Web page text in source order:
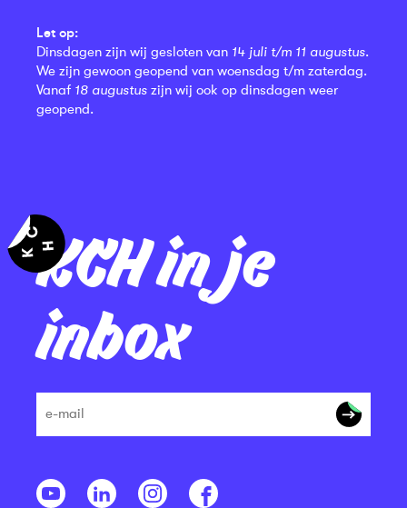
KCH in je
inbox
Let op:
Dinsdagen zijn wij gesloten van 14 juli t/m 11 augustus.
We zijn gewoon geopend van woensdag t/m zaterdag.
Vanaf 18 augustus zijn wij ook op dinsdagen weer
geopend.